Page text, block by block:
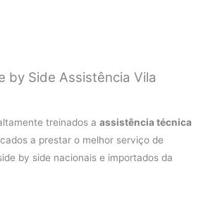
by Side Assistência Vila
treinados aassistência técnica
a prestar o melhor serviço de
by side nacionais e importados da